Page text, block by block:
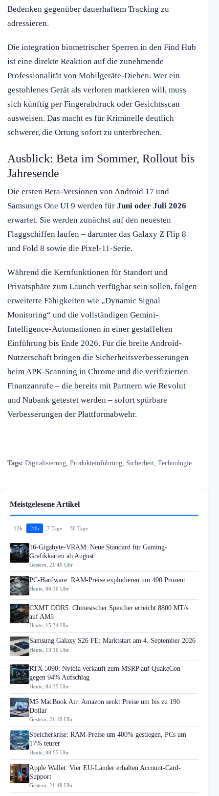
Bedenken gegenüber dauerhaftem Tracking zu
adressieren.
Die integration biometrischer Sperren in den Find Hub
ist eine direkte Reaktion auf die zunehmende
Professionalität von Mobilgeräte-Dieben. Wer ein
gestohlenes Gerät als verloren markieren will, muss
sich künftig per Fingerabdruck oder Gesichtsscan
ausweisen. Das macht es für Kriminelle deutlich
schwerer, die Ortung sofort zu unterbrechen.
Ausblick: Beta im Sommer, Rollout bis
Jahresende
Die ersten Beta-Versionen von Android 17 und
Samsungs One UI 9 werden für Juni oder Juli 2026
erwartet. Sie werden zunächst auf den neuesten
Flaggschiffen laufen – darunter das Galaxy Z Flip 8
und Fold 8 sowie die Pixel-11-Serie.
Während die Kernfunktionen für Standort und
Privatsphäre zum Launch verfügbar sein sollen, folgen
erweiterte Fähigkeiten wie „Dynamic Signal
Monitoring“ und die vollständigen Gemini-
Intelligence-Automationen in einer gestaffelten
Einführung bis Ende 2026. Für die breite Android-
Nutzerschaft bringen die Sicherheitsverbesserungen
beim APK-Scanning in Chrome und die verifizierten
Finanzanrufe – die bereits mit Partnern wie Revolut
und Nubank getestet werden – sofort spürbare
Verbesserungen der Plattformabwehr.
Tags: Digitalisierung Produkteinführung Sicherheit Technologie
Meistgelesene Artikel
12h 24h 7 Tage 30 Tage
16-Gigabyte-VRAM: Neue Standard für Gaming-
Grafikkarten ab August
Gestern, 21:40 Uhr
PC-Hardware: RAM-Preise explodieren um 400 Prozent
Heute, 06:10 Uhr
CXMT DDR5: Chinesischer Speicher erreicht 8800 MT/s
auf AM5
Heute, 15:34 Uhr
Samsung Galaxy S26 FE: Marktstart am 4. September 2026
Heute, 13:10 Uhr
RTX 5090: Nvidia verkauft zum MSRP auf QuakeCon
gegen 94% Aufschlag
Heute, 04:35 Uhr
M5 MacBook Air: Amazon senkt Preise um bis zu 190
Dollar
Gestern, 21:10 Uhr
Speicherkrise: RAM-Preise um 400% gestiegen, PCs um
17% teurer
Heute, 08:55 Uhr
Apple Wallet: Vier EU-Länder erhalten Account-Card-
Support
Gestern, 21:49 Uhr